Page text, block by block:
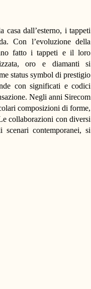
dall’esterno, i tappeti
Con l’evoluzione della
fatto i tappeti e il loro
oro e diamanti si
status symbol di prestigio
con significati e codici
Negli anni Sirecom
composizioni di forme,
collaborazioni con diversi
scenari contemporanei, si